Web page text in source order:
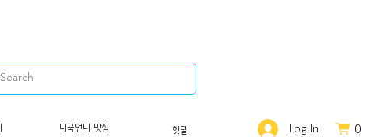
미국언니 맛집 핫딜 Log In 0